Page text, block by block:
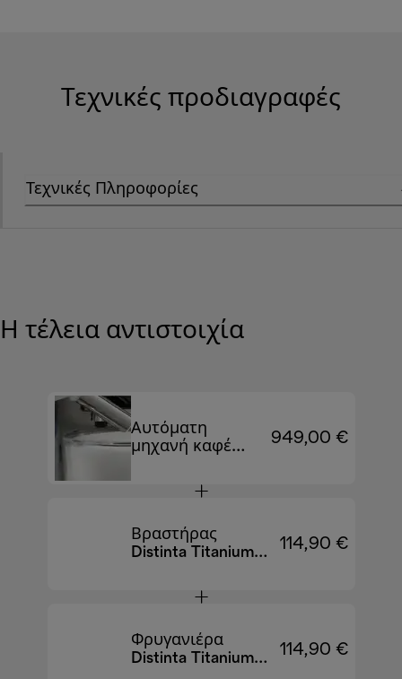
Τεχνικές προδιαγραφές
Τεχνικές Πληροφορίες
Η τέλεια αντιστοιχία
Αυτόματη
μηχανή καφέ
ECAM450.86.T
949,00 €
Βραστήρας
Distinta Titanium
114,90 €
Φρυγανιέρα
Distinta Titanium
114,90 €